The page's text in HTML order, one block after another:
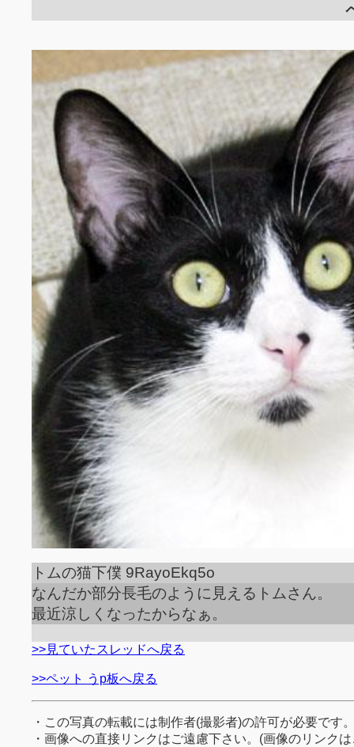
トムの猫下僕 9RayoEkq5o
なんだか部分長毛のように見えるトムさん。
最近涼しくなったからなぁ。
>>見ていたスレッドへ戻る
>>ペット うp板へ戻る
・この写真の転載には制作者(撮影者)の許可が必要です
・画像への直接リンクはご遠慮下さい。(画像のリンク